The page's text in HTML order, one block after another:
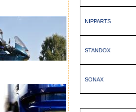
NIPPARTS
STANDOX
SONAX